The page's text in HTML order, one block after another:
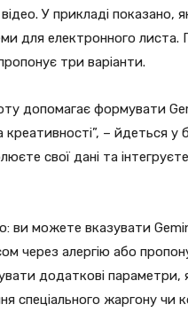
У прикладі показано,
для електронного листа.
три варіанти.
допомагає формувати
– йдеться у
свої дані та
ви можете вказувати
через алергію або
додаткові параметри,
спеціального жаргону чи